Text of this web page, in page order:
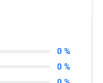
0 %
0 %